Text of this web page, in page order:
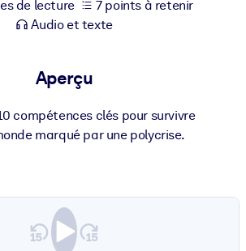
et prêtes à l'emploi.
d'IA avec des connaissances fiables et
les résultats.
de lecture
7 points à retenir
Audio et texte
Aperçu
compétences clés pour survivre
marqué par une polycrise.